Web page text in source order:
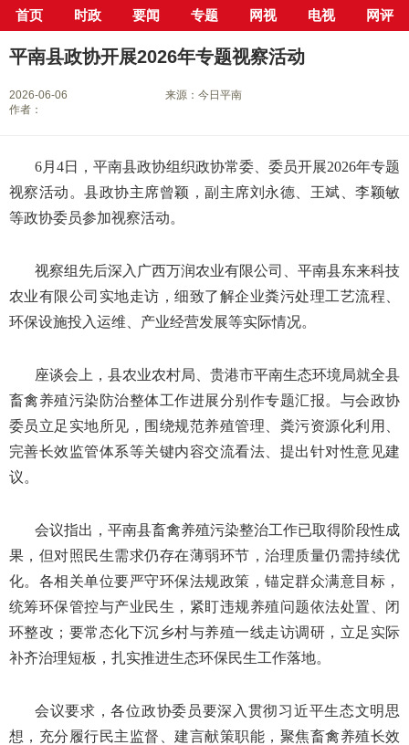
首页 时政 要闻 专题 网视 电视 网评
当前位置： 首页> 新闻中心> 县市区> 平南县> 正文
平南县政协开展2026年专题视察活动
2026-06-06
来源：今日平南
作者：
6月4日，平南县政协组织政协常委、委员开展2026年专题
视察活动。县政协主席曾颖，副主席刘永德、王斌、李颖敏
等政协委员参加视察活动。
视察组先后深入广西万润农业有限公司、平南县东来科技
农业有限公司实地走访，细致了解企业粪污处理工艺流程、
环保设施投入运维、产业经营发展等实际情况。
座谈会上，县农业农村局、贵港市平南生态环境局就全县
畜禽养殖污染防治整体工作进展分别作专题汇报。与会政协
委员立足实地所见，围绕规范养殖管理、粪污资源化利用、
完善长效监管体系等关键内容交流看法、提出针对性意见建
议。
会议指出，平南县畜禽养殖污染整治工作已取得阶段性成
果，但对照民生需求仍存在薄弱环节，治理质量仍需持续优
化。各相关单位要严守环保法规政策，锚定群众满意目标，
统筹环保管控与产业民生，紧盯违规养殖问题依法处置、闭
环整改；要常态化下沉乡村与养殖一线走访调研，立足实际
补齐治理短板，扎实推进生态环保民生工作落地。
会议要求，各位政协委员要深入贯彻习近平生态文明思
想，充分履行民主监督、建言献策职能，聚焦畜禽养殖长效